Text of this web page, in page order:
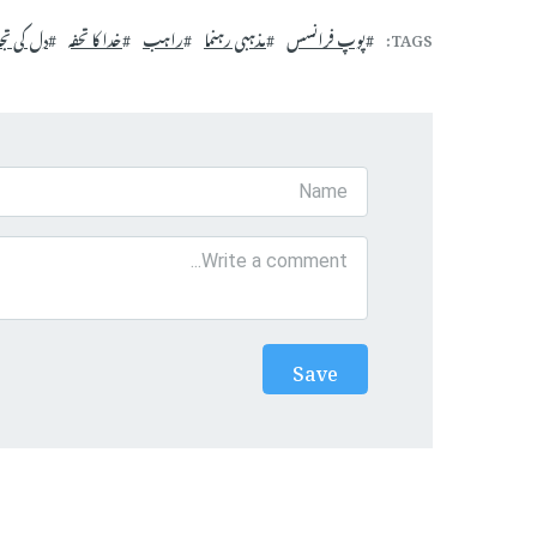
TAGS پوپ فرانسس مذہبی رہنما راہب خدا کا تحفہ دل کی